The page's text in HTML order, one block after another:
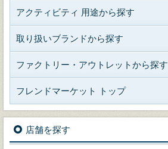
アクティビティ 用途から探す
取り扱いブランドから探す
ファクトリー・アウトレットから探す
フレンドマーケット トップ
店舗を探す